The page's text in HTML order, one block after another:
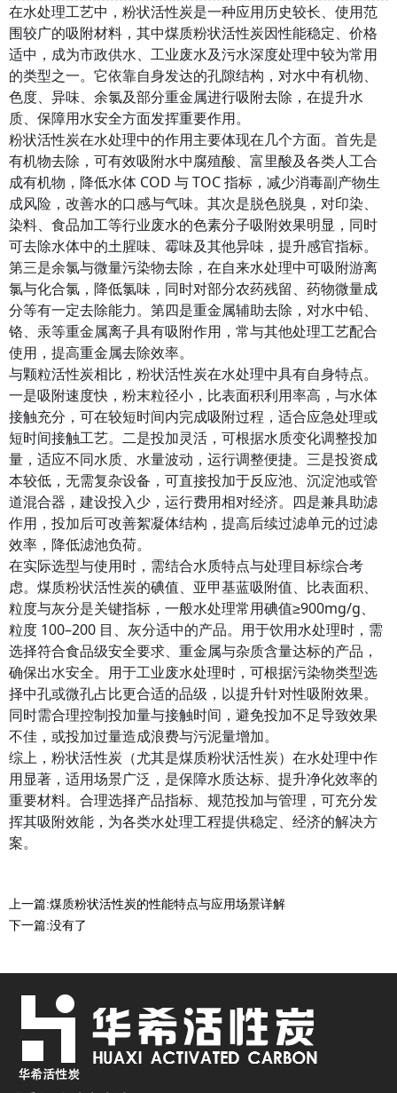
在水处理工艺中，粉状活性炭是一种应用历史较长、使用范
围较广的吸附材料，其中煤质粉状活性炭因性能稳定、价格
适中，成为市政供水、工业废水及污水深度处理中较为常用
的类型之一。它依靠自身发达的孔隙结构，对水中有机物、
色度、异味、余氯及部分重金属进行吸附去除，在提升水
质、保障用水安全方面发挥重要作用。
粉状活性炭在水处理中的作用主要体现在几个方面。首先是
有机物去除，可有效吸附水中腐殖酸、富里酸及各类人工合
成有机物，降低水体 COD 与 TOC 指标，减少消毒副产物生
成风险，改善水的口感与气味。其次是脱色脱臭，对印染、
染料、食品加工等行业废水的色素分子吸附效果明显，同时
可去除水体中的土腥味、霉味及其他异味，提升感官指标。
第三是余氯与微量污染物去除，在自来水处理中可吸附游离
氯与化合氯，降低氯味，同时对部分农药残留、药物微量成
分等有一定去除能力。第四是重金属辅助去除，对水中铅、
铬、汞等重金属离子具有吸附作用，常与其他处理工艺配合
使用，提高重金属去除效率。
与颗粒活性炭相比，粉状活性炭在水处理中具有自身特点。
一是吸附速度快，粉末粒径小，比表面积利用率高，与水体
接触充分，可在较短时间内完成吸附过程，适合应急处理或
短时间接触工艺。二是投加灵活，可根据水质变化调整投加
量，适应不同水质、水量波动，运行调整便捷。三是投资成
本较低，无需复杂设备，可直接投加于反应池、沉淀池或管
道混合器，建设投入少，运行费用相对经济。四是兼具助滤
作用，投加后可改善絮凝体结构，提高后续过滤单元的过滤
效率，降低滤池负荷。
在实际选型与使用时，需结合水质特点与处理目标综合考
虑。煤质粉状活性炭的碘值、亚甲基蓝吸附值、比表面积、
粒度与灰分是关键指标，一般水处理常用碘值≥900mg/g、
粒度 100–200 目、灰分适中的产品。用于饮用水处理时，需
选择符合食品级安全要求、重金属与杂质含量达标的产品，
确保出水安全。用于工业废水处理时，可根据污染物类型选
择中孔或微孔占比更合适的品级，以提升针对性吸附效果。
同时需合理控制投加量与接触时间，避免投加不足导致效果
不佳，或投加过量造成浪费与污泥量增加。
综上，粉状活性炭（尤其是煤质粉状活性炭）在水处理中作
用显著，适用场景广泛，是保障水质达标、提升净化效率的
重要材料。合理选择产品指标、规范投加与管理，可充分发
挥其吸附效能，为各类水处理工程提供稳定、经济的解决方
案。
上一篇:煤质粉状活性炭的性能特点与应用场景详解
下一篇:没有了